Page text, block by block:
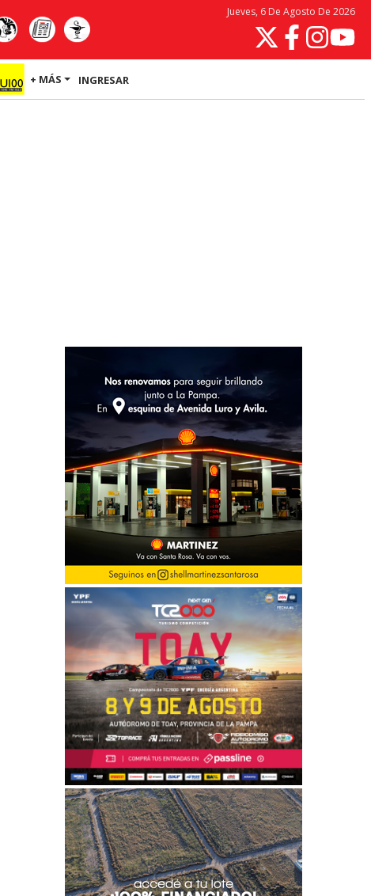
Jueves, 6 De Agosto De 2026
+ MÁS INGRESAR